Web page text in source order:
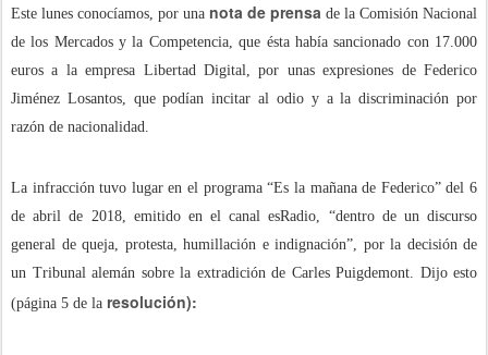
Este lunes conocíamos, por una nota de prensa de la Comisión Nacional
de los Mercados y la Competencia, que ésta había sancionado con 17.000
euros a la empresa Libertad Digital, por unas expresiones de Federico
Jiménez Losantos, que podían incitar al odio y a la discriminación por
razón de nacionalidad.
La infracción tuvo lugar en el programa “Es la mañana de Federico” del 6
de abril de 2018, emitido en el canal esRadio, “dentro de un discurso
general de queja, protesta, humillación e indignación”, por la decisión de
un Tribunal alemán sobre la extradición de Carles Puigdemont. Dijo esto
(página 5 de la resolución):